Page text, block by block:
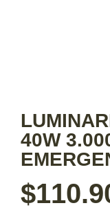
40W
$